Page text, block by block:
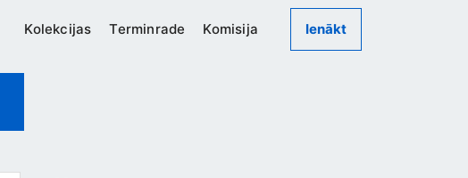
Kolekcijas Terminrade Komisija Ienākt